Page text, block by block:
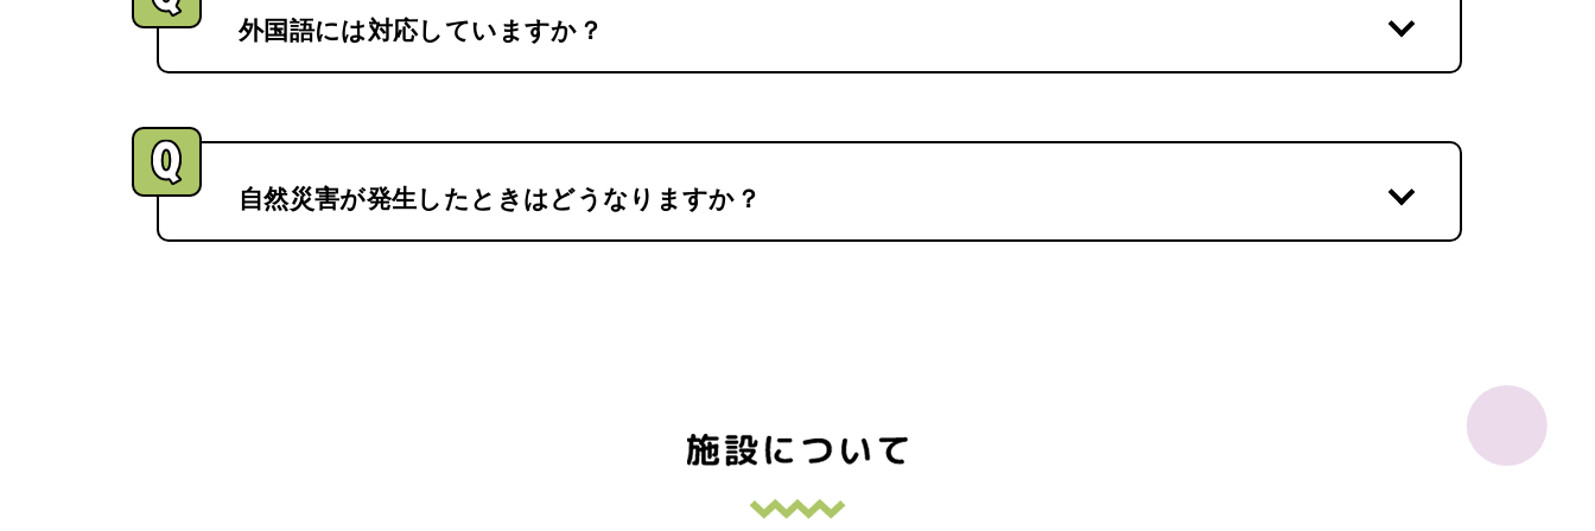
外国語には対応していますか？
自然災害が発生したときはどうなりますか？